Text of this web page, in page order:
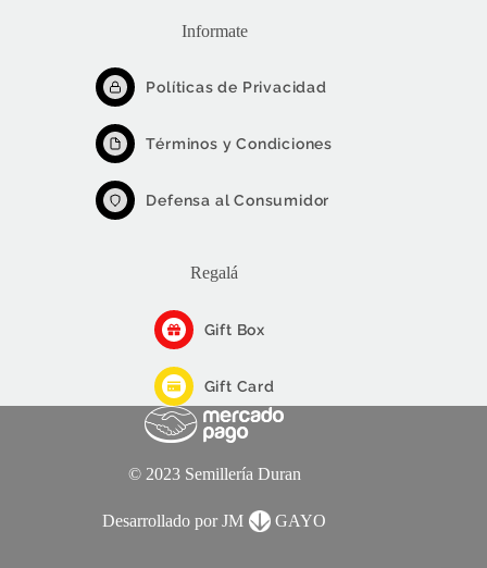
Informate
Políticas de Privacidad
Términos y Condiciones
Defensa al Consumidor
Regalá
Gift Box
Gift Card
© 2023 Semillería Duran
Desarrollado por JM GAYO